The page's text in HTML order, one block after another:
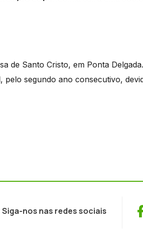
de Santo Cristo, em Ponta Delgada.
segundo ano consecutivo,
Siga-nos nas redes sociais